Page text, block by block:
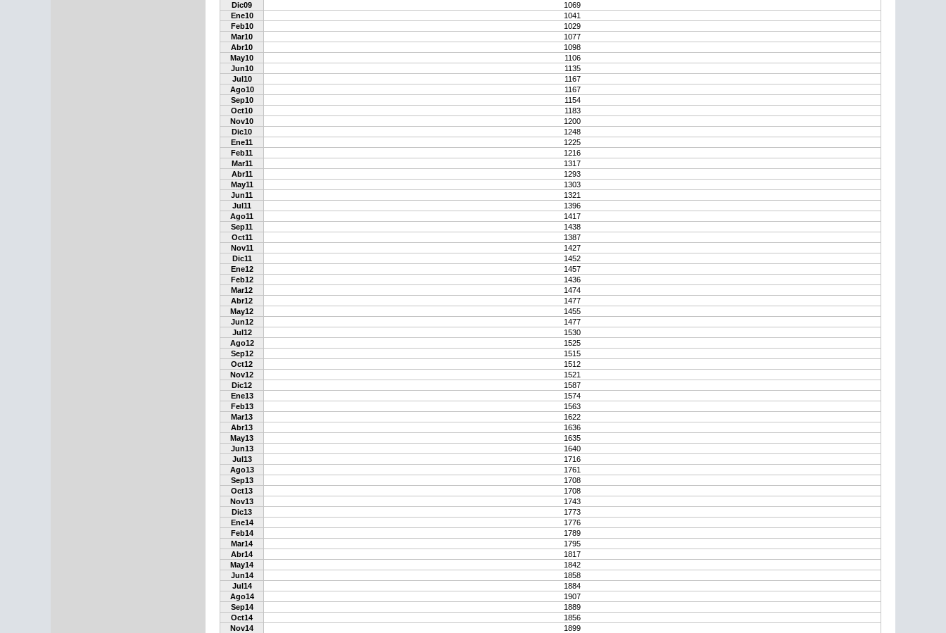
Dic09
1069
Ene10
1041
Feb10
1029
Mar10
1077
Abr10
1098
May10
1106
Jun10
1135
Jul10
1167
Ago10
1167
Sep10
1154
Oct10
1183
Nov10
1200
Dic10
1248
Ene11
1225
Feb11
1216
Mar11
1317
Abr11
1293
May11
1303
Jun11
1321
Jul11
1396
Ago11
1417
Sep11
1438
Oct11
1387
Nov11
1427
Dic11
1452
Ene12
1457
Feb12
1436
Mar12
1474
Abr12
1477
May12
1455
Jun12
1477
Jul12
1530
Ago12
1525
Sep12
1515
Oct12
1512
Nov12
1521
Dic12
1587
Ene13
1574
Feb13
1563
Mar13
1622
Abr13
1636
May13
1635
Jun13
1640
Jul13
1716
Ago13
1761
Sep13
1708
Oct13
1708
Nov13
1743
Dic13
1773
Ene14
1776
Feb14
1789
Mar14
1795
Abr14
1817
May14
1842
Jun14
1858
Jul14
1884
Ago14
1907
Sep14
1889
Oct14
1856
Nov14
1899